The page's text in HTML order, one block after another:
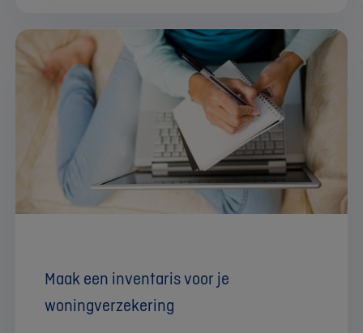
Maak een inventaris voor je
woningverzekering